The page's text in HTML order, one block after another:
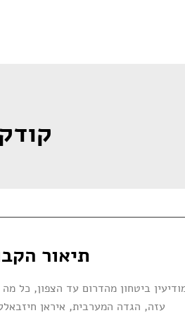
תיאור
ביטחון מהדרום עד הצפון, כל
עזה, הגדה המערבית, איראן